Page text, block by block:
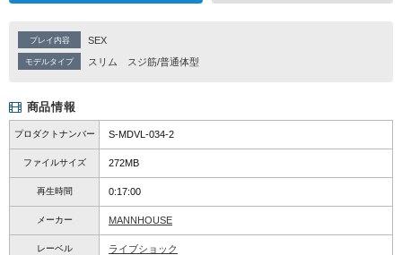
プレイ内容 SEX
モデルタイプ スリム スジ筋/普通体型
商品情報
プロダクトナンバー S-MDVL-034-2
ファイルサイズ 272MB
再生時間 0:17:00
メーカー MANNHOUSE
レーベル ライブショック